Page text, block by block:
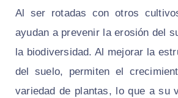
Al ser rotadas con otros
ayudan a prevenir la erosión del
la biodiversidad. Al mejorar la
del suelo, permiten el
variedad de plantas, lo que a su